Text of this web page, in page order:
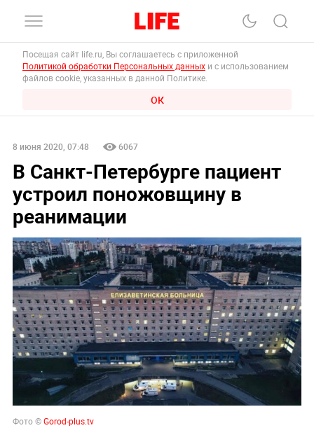
Посещая сайт life.ru, Вы соглашаетесь с приложенной
Политикой обработки Персональных данных и с использованием
файлов cookie, указанных в данной Политике.
ОК
8 июня 2020, 07:48 6067
В Санкт-Петербурге пациент
устроил поножовщину в
реанимации
Фото ©Gorod-plus.tv